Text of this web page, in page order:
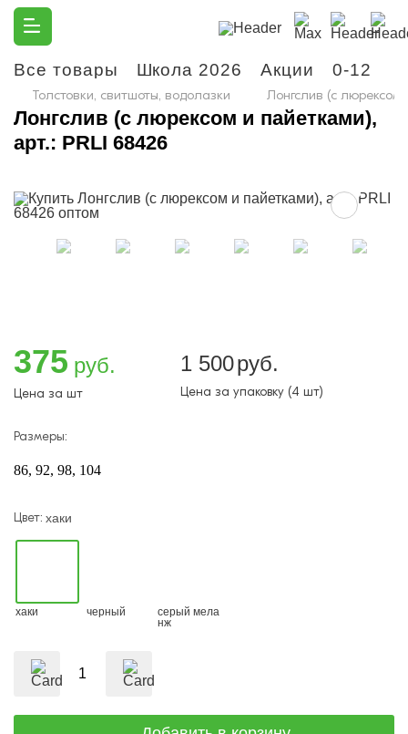
Все товары Школа 2026 Акции 0-12
Толстовки, свитшоты, водолазки Лонгслив (с люрексом
Лонгслив (с люрексом и пайетками),
арт.: PRLI 68426
375 руб.
Цена за шт
1 500руб.
Цена за упаковку (4 шт)
Размеры:
86 92 98 104
Цвет: хаки
хаки черный
серый мела
нж